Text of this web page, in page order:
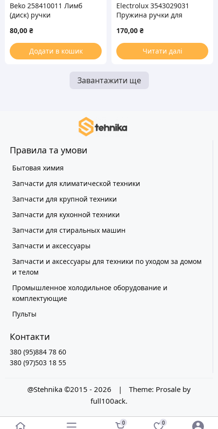
0 0
Beko 258410011 Лимб
(диск) ручки
80,00 ₴
Додати в кошик
Electrolux 3543029031
Пружина ручки для
170,00 ₴
Читати далі
Завантажити ще
Правила та умови
Бытовая химия
Запчасти для климатической техники
Запчасти для крупной техники
Запчасти для кухонной техники
Запчасти для стиральных машин
Запчасти и аксессуары
Запчасти и аксессуары для техники по уходом за домом
и телом
Промышленное холодильное оборудование и
комплектующие
Пульты
Контакти
380 (95)884 78 60
380 (97)503 18 55
@Stehnika ©2015 - 2026 | Theme: Prosale by
full100ack.